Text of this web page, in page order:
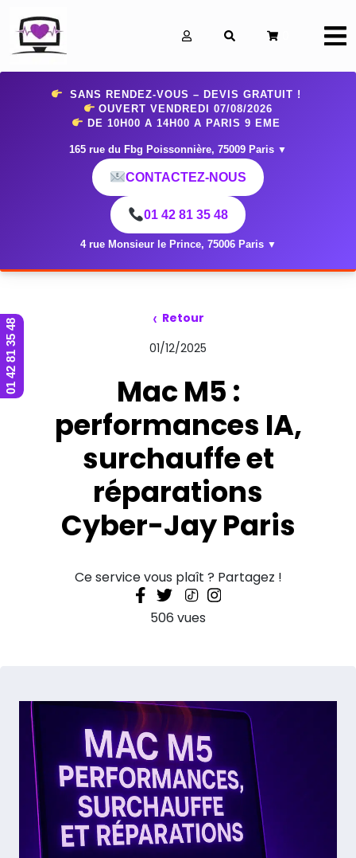
SANS RENDEZ-VOUS – DEVIS GRATUIT !
OUVERT VENDREDI 07/08/2026
DE 10H00 A 14H00 A PARIS 9 EME
165 rue du Fbg Poissonnière, 75009 Paris ▼
CONTACTEZ-NOUS
01 42 81 35 48
4 rue Monsieur le Prince, 75006 Paris ▼
‹ Retour
01/12/2025
Mac M5 :
performances IA,
surchauffe et
réparations
Cyber-Jay Paris
Ce service vous plaît ? Partagez !
506 vues
01 42 81 35 48